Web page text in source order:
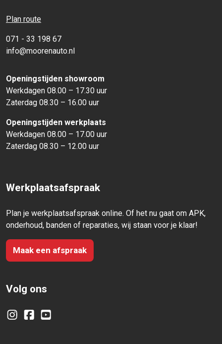
Plan route
071 - 33 198 67
info@moorenauto.nl
Openingstijden showroom
Werkdagen 08.00 – 17.30 uur
Zaterdag 08.30 – 16.00 uur
Openingstijden werkplaats
Werkdagen 08.00 – 17.00 uur
Zaterdag 08.30 – 12.00 uur
Werkplaatsafspraak
Plan je werkplaatsafspraak online. Of het nu gaat om APK,
onderhoud, banden of reparaties, wij staan voor je klaar!
Maak een afspraak
Volg ons
Instagram
FacebookYouTube